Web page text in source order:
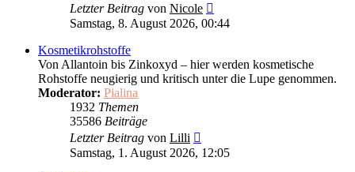
Letzter Beitrag von Nicole
Beitrag
Samstag, 8. August 2026, 00:44
Kosmetikrohstoffe
Von Allantoin bis Zinkoxyd – hier werden kosmetische
Rohstoffe neugierig und kritisch unter die Lupe genommen.
Moderator: Pialina
1932 Themen
35586 Beiträge
Letzter Beitrag von Lilli
Beitrag
Samstag, 1. August 2026, 12:05